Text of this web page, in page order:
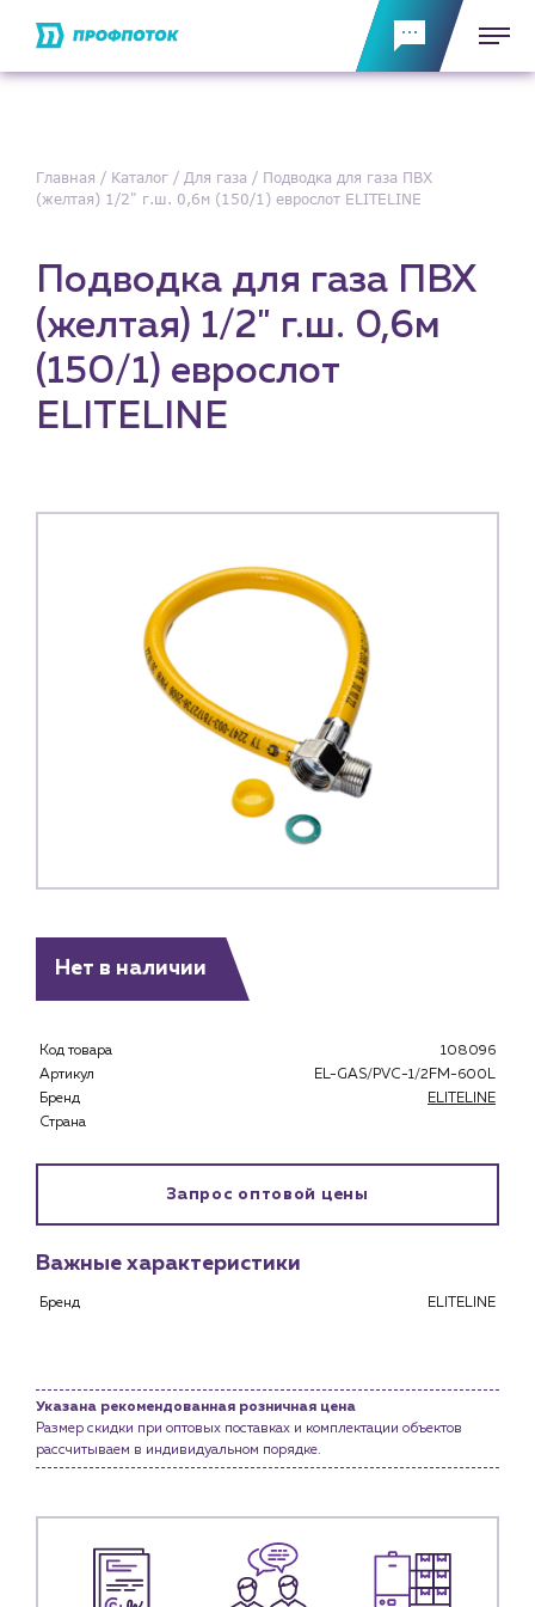
Каталог
О компании
История компании
Услуги
Портфолио
Новости
Контакты
Главная Каталог Для газа
Подводка для газа ПВХ
(желтая) 1/2" г.ш. 0,6м (150/1) еврослот ELITELINE
Подводка для газа ПВХ
(желтая) 1/2" г.ш. 0,6м
(150/1) еврослот
ELITELINE
Нет в наличии
Код товара
108096
Артикул
EL-GAS/PVC-1/2FM-600L
Бренд
ELITELINE
Страна
Запрос оптовой цены
Важные характеристики
Бренд ELITELINE
Указана рекомендованная розничная цена
Размер скидки при оптовых поставках и комплектации объектов
рассчитываем в индивидуальном порядке.